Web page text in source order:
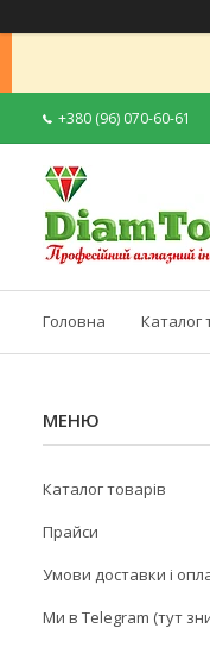
+380 (96) 070-60-61
Головна Каталог
Каталог товарів
Прайси
Умови доставки і
Ми в Telegram (тут